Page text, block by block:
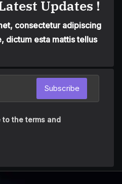
Updates !
consectetur adipiscing
dictum esta mattis tellus
to the terms and
Subscribe